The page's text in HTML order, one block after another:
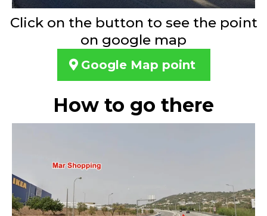
Click on the button to see the point
on google map
Google Map point
How to go there